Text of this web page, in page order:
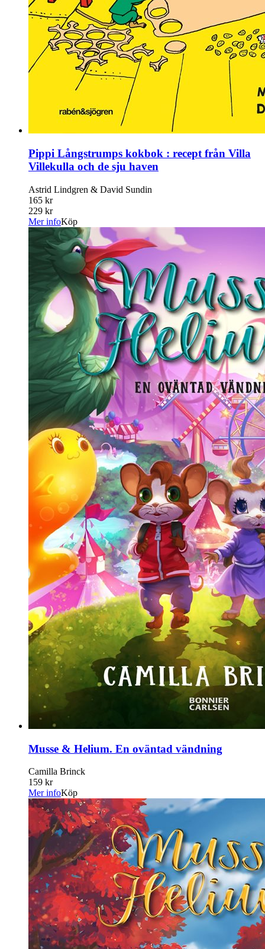
Pippi Långstrumps kokbok : recept från Villa
Villekulla och de sju haven
Astrid Lindgren & David Sundin
165 kr
229 kr
Mer infoKöp
Musse & Helium. En oväntad vändning
Camilla Brinck
159 kr
Mer infoKöp